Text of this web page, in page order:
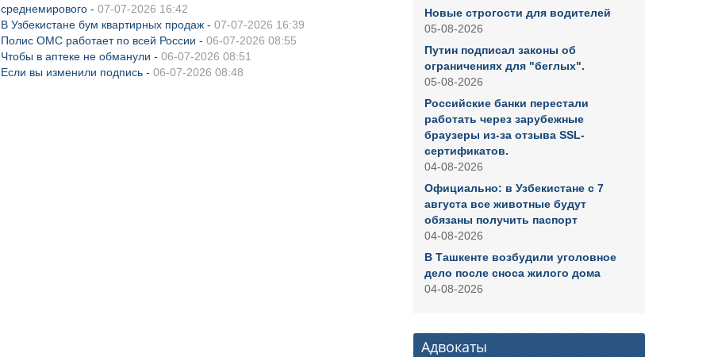
среднемирового - 07-07-2026 16:42
В Узбекистане бум квартирных продаж - 07-07-2026 16:39
Полис ОМС работает по всей России - 06-07-2026 08:55
Чтобы в аптеке не обманули - 06-07-2026 08:51
Если вы изменили подпись - 06-07-2026 08:48
Новые строгости для водителей
05-08-2026
Путин подписал законы об
ограничениях для "беглых".
05-08-2026
Российские банки перестали
работать через зарубежные
браузеры из-за отзыва SSL-
сертификатов.
04-08-2026
Официально: в Узбекистане с 7
августа все животные будут
обязаны получить паспорт
04-08-2026
В Ташкенте возбудили уголовное
дело после сноса жилого дома
04-08-2026
Адвокаты